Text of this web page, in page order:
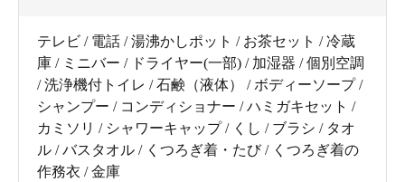
テレビ / 電話 / 湯沸かしポット / お茶セット / 冷蔵
庫 / ミニバー / ドライヤー(一部) / 加湿器 / 個別空調
/ 洗浄機付トイレ / 石鹸（液体） / ボディーソープ /
シャンプー / コンディショナー / ハミガキセット /
カミソリ / シャワーキャップ / くし / ブラシ / タオ
ル / バスタオル / くつろぎ着・たび / くつろぎ着の
作務衣 / 金庫